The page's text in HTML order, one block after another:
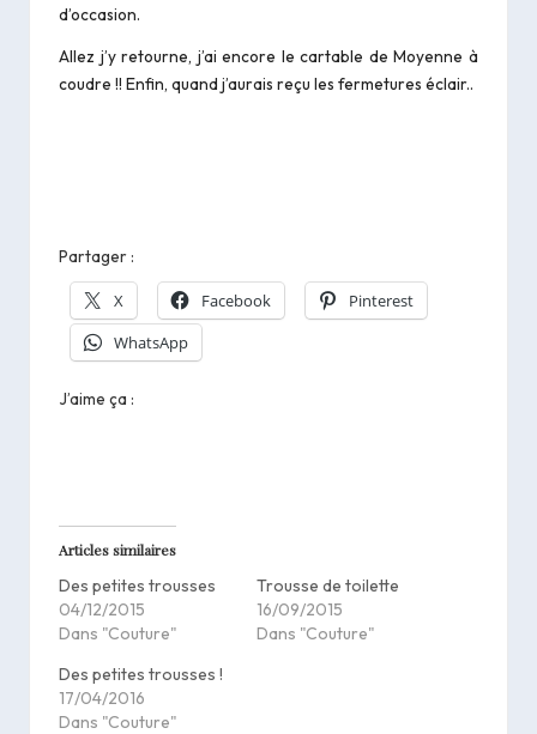
d’occasion.
Allez j’y retourne, j’ai encore le cartable de Moyenne à
coudre !! Enfin, quand j’aurais reçu les fermetures éclair..
Partager :
X Facebook
Pinterest
WhatsApp
J’aime ça :
Articles similaires
Des petites trousses
04/12/2015
Dans "Couture"
Trousse de toilette
16/09/2015
Dans "Couture"
Des petites trousses !
17/04/2016
Dans "Couture"